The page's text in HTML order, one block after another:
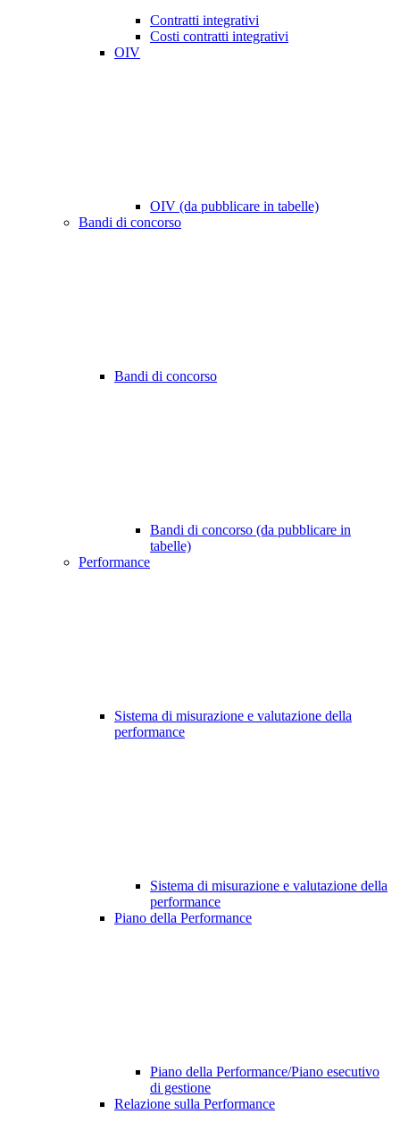
Contratti integrativi
Costi contratti integrativi
OIV
OIV (da pubblicare in tabelle)
Bandi di concorso
Bandi di concorso
Bandi di concorso (da pubblicare in
tabelle)
Performance
Sistema di misurazione e valutazione della
performance
Sistema di misurazione e valutazione della
performance
Piano della Performance
Piano della Performance/Piano esecutivo
di gestione
Relazione sulla Performance